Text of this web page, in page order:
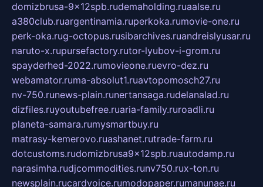
domizbrusa-9x12spb.rudemaholding.ruaalse.ru
a380club.ruargentinamia.ruperkoka.rumovie-one.ru
perk-oka.rug-octopus.rusibarchives.ruandreislyusar.ru
naruto-x.rupursefactory.rutor-lyubov-i-grom.ru
spayderhed-2022.rumovieone.ruevro-dez.ru
webamator.ruma-absolut1.ruavtopomosch27.ru
nv-750.runews-plain.runertansaga.rudelanalad.ru
dizfiles.ruyoutubefree.ruaria-family.ruroadli.ru
planeta-samara.rumysmartbuy.ru
matrasy-kemerovo.ruashanet.rutrade-farm.ru
dotcustoms.rudomizbrusa9x12spb.ruautodamp.ru
narasimha.rudjcommodities.runv750.rux-ton.ru
newsplain.rucardvoice.rumodopaper.rumanunae.ru